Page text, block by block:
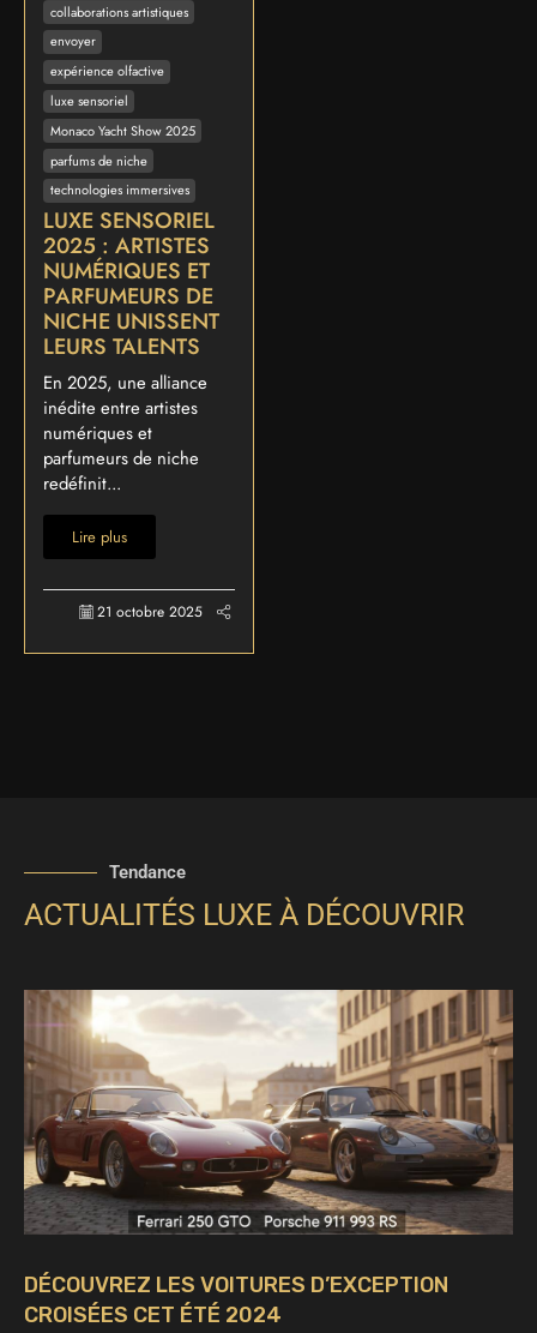
collaborations artistiques
envoyer
expérience olfactive
luxe sensoriel
Monaco Yacht Show 2025
parfums de niche
technologies immersives
LUXE SENSORIEL
2025 : ARTISTES
NUMÉRIQUES ET
PARFUMEURS DE
NICHE UNISSENT
LEURS TALENTS
En 2025, une alliance
inédite entre artistes
numériques et
parfumeurs de niche
redéfinit...
Lire plus
21 octobre 2025
Tendance
ACTUALITÉS LUXE À DÉCOUVRIR
DÉCOUVREZ LES VOITURES D’EXCEPTION
CROISÉES CET ÉTÉ 2024